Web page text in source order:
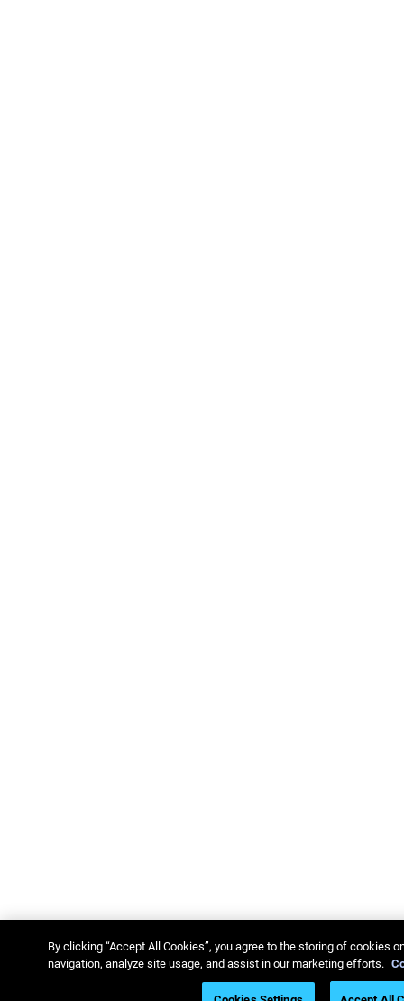
By clicking “Accept All Cookies”, you agree to the storing of cookies
navigation, analyze site usage, and assist in our marketing efforts.